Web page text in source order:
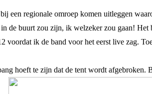
een regionale omroep komen uitleggen
de buurt zou zijn, ik welzeker zou gaan! Het
ik de band voor het eerst live zag.
hoeft te zijn dat de tent wordt